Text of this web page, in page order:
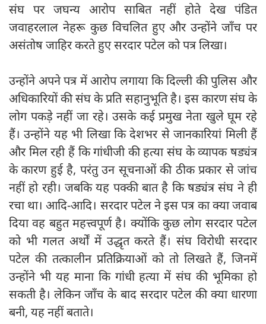
संघ पर जघन्य आरोप साबित नहीं होते देख पंडित
जवाहरलाल नेहरू कुछ विचलित हुए और उन्होंने जाँच पर
असंतोष जाहिर करते हुए सरदार पटेल को पत्र लिखा।
उन्होंने अपने पत्र में आरोप लगाया कि दिल्ली की पुलिस और
अधिकारियों की संघ के प्रति सहानुभूति है। इस कारण संघ के
लोग पकड़े नहीं जा रहे। उसके कई प्रमुख नेता खुले घूम रहे
हैं। उन्होंने यह भी लिखा कि देशभर से जानकारियां मिली हैं
और मिल रही हैं कि गांधीजी की हत्या संघ के व्यापक षड्यंत्र
के कारण हुई है, परंतु उन सूचनाओं की ठीक प्रकार से जांच
नहीं हो रही। जबकि यह पक्की बात है कि षड्यंत्र संघ ने ही
रचा था। आदि-आदि। सरदार पटेल ने इस पत्र का क्या जवाब
दिया वह बहुत महत्त्वपूर्ण है। क्योंकि कुछ लोग सरदार पटेल
को भी गलत अर्थों में उद्धृत करते हैं। संघ विरोधी सरदार
पटेल की तत्कालीन प्रतिक्रियाओं को तो लिखते हैं, जिनमें
उन्होंने भी यह माना कि गांधी हत्या में संघ की भूमिका हो
सकती है। लेकिन जाँच के बाद सरदार पटेल की क्या धारणा
बनी, यह नहीं बताते।